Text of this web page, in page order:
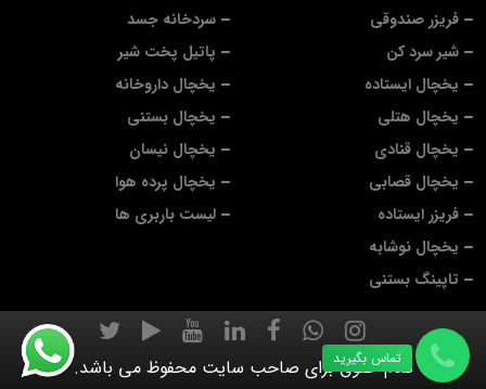
سردخانه جسد
پاتیل پخت شیر
یخچال داروخانه
یخچال بستنی
یخچال نیسان
یخچال پرده هوا
لیست باربری ها
فریزر صندوقی
شیر سرد کن
یخچال ایستاده
یخچال هتلی
یخچال قنادی
یخچال قصابی
فریزر ایستاده
یخچال نوشابه
تاپینگ بستنی
تمام حقوق برای صاحب سایت محفوظ می باشد.
تماس بگیرید